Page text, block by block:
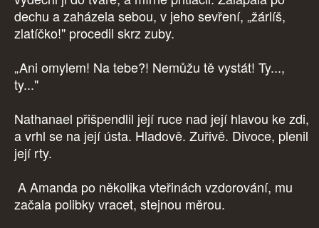
dechu a zaházela sebou, v jeho sevření, „žárlíš,
zlatíčko!" procedil skrz zuby.
„Ani omylem! Na tebe?! Nemůžu tě vystát! Ty...,
ty..."
Nathanael přišpendlil její ruce nad její hlavou ke zdi,
a vrhl se na její ústa. Hladově. Zuřivě. Divoce, plenil
její rty.
A Amanda po několika vteřinách vzdorování, mu
začala polibky vracet, stejnou měrou.